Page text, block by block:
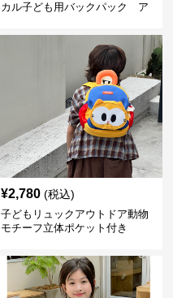
カル子ども用バックパック ア
¥2,780 (税込)
子どもリュックアウトドア動物
モチーフ立体ポケット付き